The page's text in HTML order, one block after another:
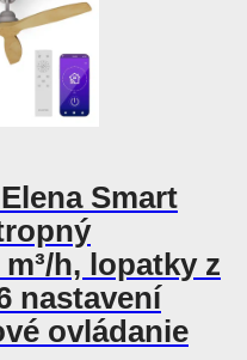
Smart
h, lopatky z
nastavení
ovládanie